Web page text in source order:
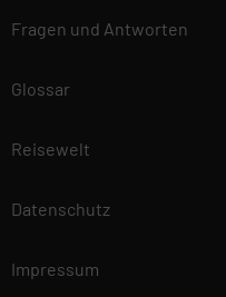
Fragen und Antworten
Glossar
Reisewelt
Datenschutz
Impressum